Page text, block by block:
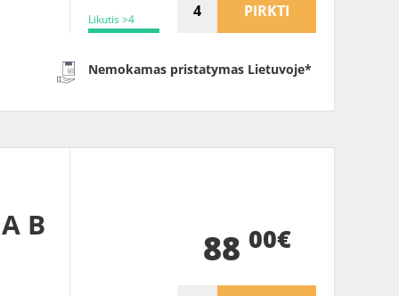
Likutis >4 PIRKTI
Nemokamas pristatymas Lietuvoje*
B
88 00€